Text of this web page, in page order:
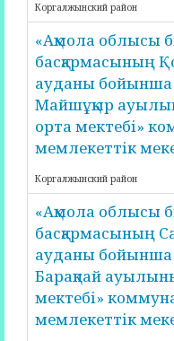
Коргалжынский район
«Ақмола облысы
басқармасының
ауданы бойынша
Майшұқыр
орта мектебі»
мемлекеттік
Коргалжынский район
«Ақмола облысы
басқармасының
ауданы бойынша
Барақпай
мектебі»
мемлекеттік